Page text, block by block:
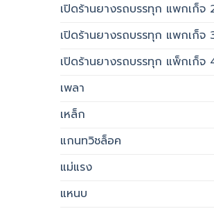
เปิดร้านยางรถบรรทุก แพกเก็จ
เปิดร้านยางรถบรรทุก แพกเก็จ
เปิดร้านยางรถบรรทุก แพ็กเก็จ
เพลา
เหล็ก
แกนทวิชล็อค
แม่แรง
แหนบ